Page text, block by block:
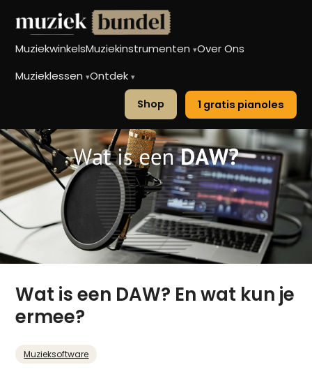
MuziekwinkelsMuziekinstrumenten▾Over Ons
Muzieklessen▾Ontdek▾
Shop 1 gratis pianoles
Wat is een DAW? En wat kun je
ermee?
Muzieksoftware